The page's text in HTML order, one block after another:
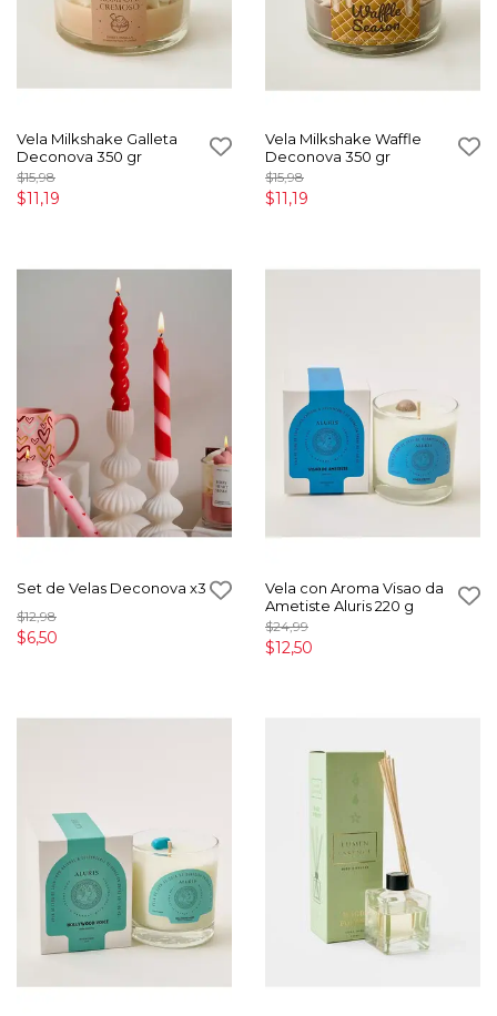
Vela Milkshake Galleta
Deconova 350 gr
$15,98
$11,19
Vela Milkshake Waffle
Deconova 350 gr
$15,98
$11,19
Set de Velas Deconova x3
$12,98
$6,50
Vela con Aroma Visao da
Ametiste Aluris 220 g
$24,99
$12,50